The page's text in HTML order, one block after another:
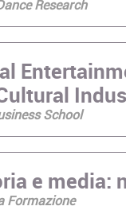
Research
School
e media:
Formazione